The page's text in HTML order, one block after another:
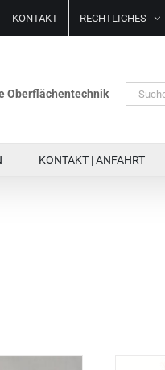
KONTAKT RECHTLICHES
Oberflächentechnik
Suche
nach:
KONTAKT | ANFAHRT